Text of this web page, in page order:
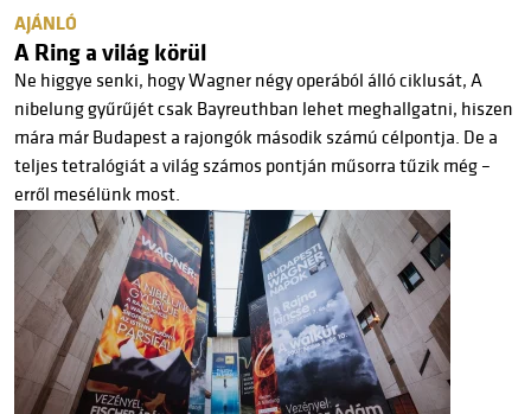
AJÁNLÓ
A Ring a világ körül
Ne higgye senki, hogy Wagner négy operából álló ciklusát, A
nibelung gyűrűjét csak Bayreuthban lehet meghallgatni, hiszen
mára már Budapest a rajongók második számú célpontja. De a
teljes tetralógiát a világ számos pontján műsorra tűzik még –
erről mesélünk most.